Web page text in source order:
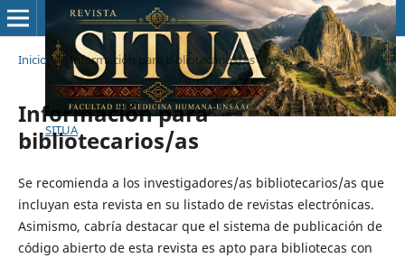
SITUA
Inicio / Información para bibliotecarios/as
Información para
bibliotecarios/as
Se recomienda a los investigadores/as bibliotecarios/as que
incluyan esta revista en su listado de revistas electrónicas.
Asimismo, cabría destacar que el sistema de publicación de
código abierto de esta revista es apto para bibliotecas con